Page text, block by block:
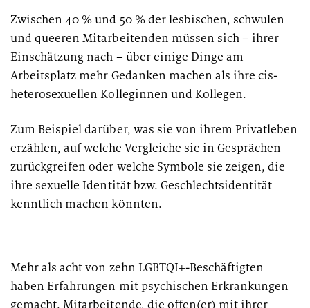
Zwischen 40 % und 50 % der lesbischen, schwulen
und queeren Mitarbeitenden müssen sich – ihrer
Einschätzung nach – über einige Dinge am
Arbeitsplatz mehr Gedanken machen als ihre cis-
heterosexuellen Kolleginnen und Kollegen.
Zum Beispiel darüber, was sie von ihrem Privatleben
erzählen, auf welche Vergleiche sie in Gesprächen
zurückgreifen oder welche Symbole sie zeigen, die
ihre sexuelle Identität bzw. Geschlechtsidentität
kenntlich machen könnten.
Mehr als acht von zehn LGBTQI+-Beschäftigten
haben Erfahrungen mit psychischen Erkrankungen
gemacht. Mitarbeitende, die offen(er) mit ihrer